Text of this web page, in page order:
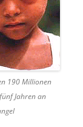
190 Millionen
Jahren an